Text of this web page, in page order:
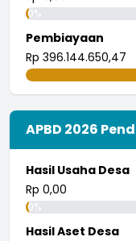
0%
Pembiayaan
Rp 396.144.650,47
APBD 2026
Hasil Usaha Desa
Rp 0,00
0%
Hasil Aset Desa